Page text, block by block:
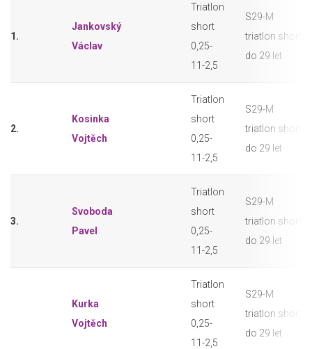
1.
Jankovský
Václav
Triatlon
short
0,25-
11-2,5
S29-M
triatlon short
do 29 let
2.
Kosinka
Vojtěch
Triatlon
short
0,25-
11-2,5
S29-M
triatlon short
do 29 let
3.
Svoboda
Pavel
Triatlon
short
0,25-
11-2,5
S29-M
triatlon short
do 29 let
Kurka
Vojtěch
Triatlon
short
0,25-
11-2,5
S29-M
triatlon short
do 29 let